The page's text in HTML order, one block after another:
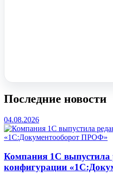
Последние новости
04.08.2026
Компания 1С выпустила
конфигурации